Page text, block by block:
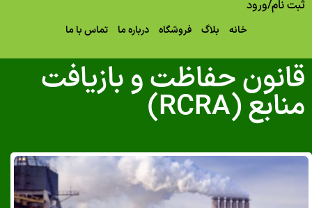
ثبت نام/ورود
خانه بلاگ فروشگاه درباره ما تماس با ما
قانون حفاظت و بازیافت
منابع (RCRA)